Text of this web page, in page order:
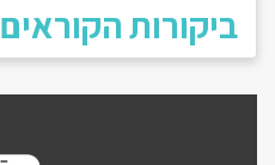
ביקורות הקוראים